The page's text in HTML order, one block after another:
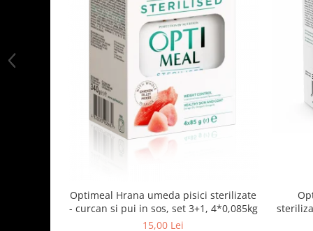
Optimeal Hrana umeda pisici sterilizate
- curcan si pui in sos, set 3+1, 4*0,085kg
15,00 Lei